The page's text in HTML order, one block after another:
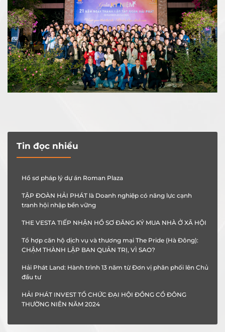
Tin đọc nhiều
Hồ sơ pháp lý dự án Roman Plaza
TẬP ĐOÀN HẢI PHÁT là Doanh nghiệp có năng lực cạnh
tranh hội nhập bền vững
THE VESTA TIẾP NHẬN HỒ SƠ ĐĂNG KÝ MUA NHÀ Ở XÃ HỘI
Tổ hợp căn hộ dịch vụ và thương mại The Pride (Hà Đông):
CHẬM THÀNH LẬP BAN QUẢN TRỊ, VÌ SAO?
Hải Phát Land: Hành trình 13 năm từ Đơn vị phân phối lên Chủ
đầu tư
HẢI PHÁT INVEST TỔ CHỨC ĐẠI HỘI ĐỒNG CỔ ĐÔNG
THƯỜNG NIÊN NĂM 2024